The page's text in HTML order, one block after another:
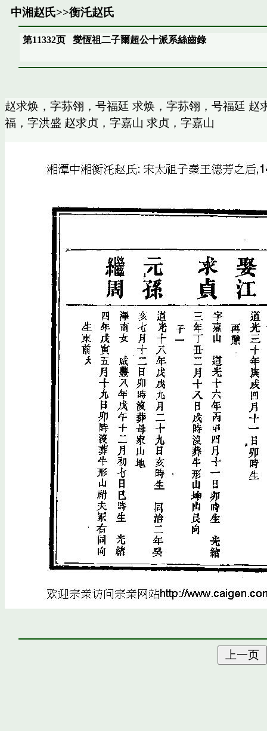
中湘赵氏>>衡汑赵氏
第11332页燮恆祖二子爾超公十派系絲齒錄
赵求焕，字荪翎，号福廷 求焕，字荪翎，号福廷
福，字洪盛 赵求贞，字嘉山 求贞，字嘉山